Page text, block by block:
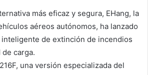
más eficaz y segura, EHang, la
aéreos autónomos, ha lanzado
de extinción de incendios
carga.
una versión especializada del